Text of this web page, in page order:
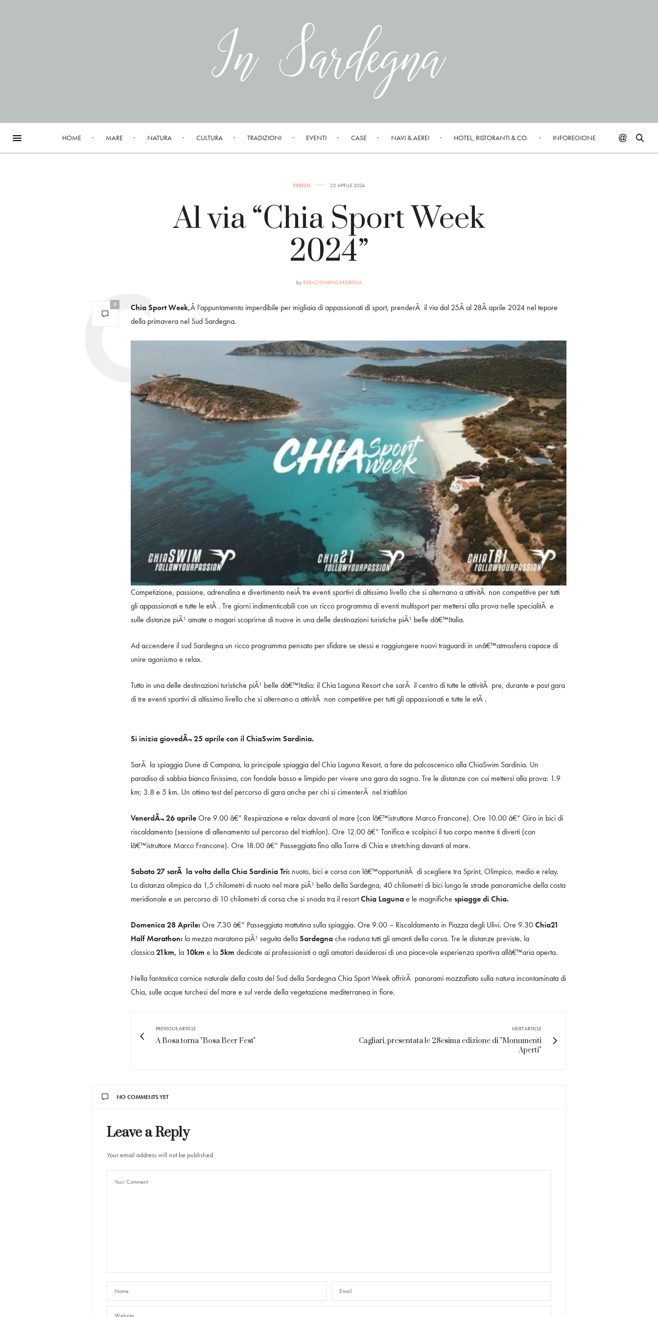
HOME MARE NATURA CULTURA TRADIZIONI EVENTI CASE NAVI & AEREI HOTEL, RISTORANTI & CO. INFOREGIONE
EVENTI 23 APRILE 2024
Al via “Chia Sport Week
2024”
by REDAZIONEINSARDEGNA
0 Chia Sport Week,Â l’appuntamento imperdibile per migliaia di appassionati di sport, prenderÃ il via dal 25Â al 28Â aprile 2024 nel tepore
della primavera nel Sud Sardegna.
Competizione, passione, adrenalina e divertimento neiÂ tre eventi sportivi di altissimo livello che si alternano a attivitÃ non competitive per tutti
gli appassionati e tutte le etÃ . Tre giorni indimenticabili con un ricco programma di eventi multisport per mettersi alla prova nelle specialitÃ e
sulle distanze piÃ¹ amate o magari scoprirne di nuove in una delle destinazioni turistiche piÃ¹ belle dâ€™Italia.
Ad accendere il sud Sardegna un ricco programma pensato per sfidare se stessi e raggiungere nuovi traguardi in unâ€™atmosfera capace di
unire agonismo e relax.
Tutto in una delle destinazioni turistiche piÃ¹ belle dâ€™Italia: il Chia Laguna Resort che sarÃ il centro di tutte le attivitÃ pre, durante e post gara
di tre eventi sportivi di altissimo livello che si alternano a attivitÃ non competitive per tutti gli appassionati e tutte le etÃ .
Si inizia giovedÃ¬ 25 aprile con il ChiaSwim Sardinia.
SarÃ la spiaggia Dune di Campana, la principale spiaggia del Chia Laguna Resort, a fare da palcoscenico alla ChiaSwim Sardinia. Un
paradiso di sabbia bianca finissima, con fondale basso e limpido per vivere una gara da sogno. Tre le distanze con cui mettersi alla prova: 1.9
km; 3.8 e 5 km. Un ottimo test del percorso di gara anche per chi si cimenterÃ nel triathlon
VenerdÃ¬ 26 aprileOre 9.00 â€“ Respirazione e relax davanti al mare (con lâ€™istruttore Marco Francone). Ore 10.00 â€“ Giro in bici di
riscaldamento (sessione di allenamento sul percorso del triathlon). Ore 12.00 â€“ Tonifica e scolpisci il tuo corpo mentre ti diverti (con
lâ€™istruttore Marco Francone). Ore 18.00 â€“ Passeggiata fino alla Torre di Chia e stretching davanti al mare.
Sabato 27 sarÃ la volta della Chia Sardinia Tri: nuoto, bici e corsa con lâ€™opportunitÃ di scegliere tra Sprint, Olimpico, medio e relay.
La distanza olimpica da 1,5 chilometri di nuoto nel mare piÃ¹ bello della Sardegna, 40 chilometri di bici lungo le strade panoramiche della costa
meridionale e un percorso di 10 chilometri di corsa che si snoda tra il resortChia Lagunae le magnifiche spiagge di Chia.
Domenica 28 Aprile:Ore 7.30 â€“ Passeggiata mattutina sulla spiaggia. Ore 9.00 – Riscaldamento in Piazza degli Ulivi. Ore 9.30Chia21
Half Marathon: la mezza maratona piÃ¹ seguita dellaSardegnache raduna tutti gli amanti della corsa. Tre le distanze previste, la
classica21km, la 10km e la5km dedicate ai professionisti o agli amatori desiderosi di una piacevole esperienza sportiva allâ€™aria aperta.
Nella fantastica cornice naturale della costa del Sud della Sardegna Chia Sport Week offrirÃ panorami mozzafiato sulla natura incontaminata di
Chia, sulle acque turchesi del mare e sul verde della vegetazione mediterranea in fiore.
PREVIOUS ARTICLE
A Bosa torna "Bosa Beer Fest"
NEXT ARTICLE
Cagliari, presentata le 28esima edizione di "Monumenti
Aperti"
NO COMMENTS YET
Leave a Reply
Your email address will not be published.